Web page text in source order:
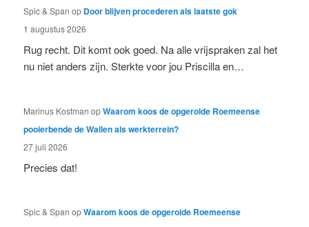
Spic & Span op Door blijven procederen als laatste gok
1 augustus 2026
Rug recht. Dit komt ook goed. Na alle vrijspraken zal het
nu niet anders zijn. Sterkte voor jou Priscilla en…
Marinus Kostman opWaarom koos de opgerolde Roemeense
pooierbende de Wallen als werkterrein?
27 juli 2026
Precies dat!
Spic & Span opWaarom koos de opgerolde Roemeense